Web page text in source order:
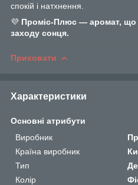
спокій і натхнення.
💜 Проміс-Плюс — аромат, що
заходу сонця.
Приховати
Характеристики
Основні атрибути
Виробник
Країна виробник
Тип
Колір